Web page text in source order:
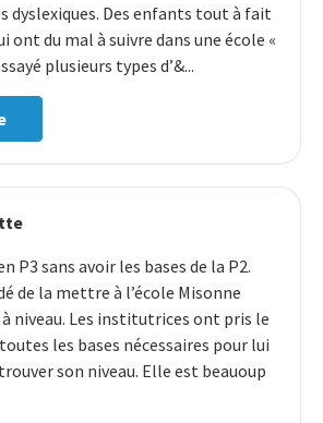
dyslexiques. Des enfants tout à fait
ont du mal à suivre dans une école «
plusieurs types d’&...
P3 sans avoir les bases de la P2.
de la mettre à l’école Misonne
niveau. Les institutrices ont pris le
les bases nécessaires pour lui
son niveau. Elle est beauoup